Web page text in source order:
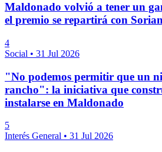
Maldonado volvió a tener un
el premio se repartirá con
4
Social • 31 Jul 2026
"No podemos permitir que un
rancho": la iniciativa que
instalarse en Maldonado
5
Interés General • 31 Jul 2026